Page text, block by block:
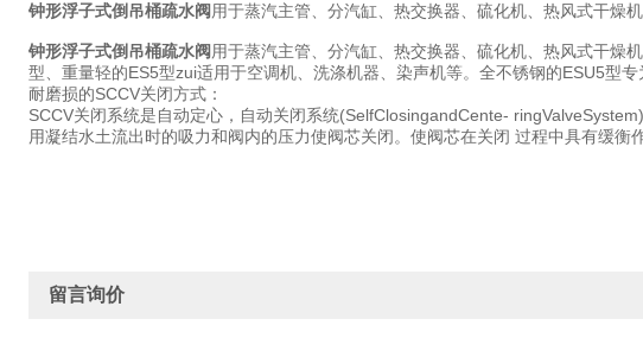
钟形浮子式倒吊桶疏水阀 用于蒸汽主管、分汽缸、热交换器、硫化机、热风式干燥
钟形浮子式倒吊桶疏水阀 用于蒸汽主管、分汽缸、热交换器、硫化机、热风式干燥
型、重量轻的ES5型zui适用于空调机、洗涤机器、染声机等。全不锈钢的ESU5型专
耐磨损的SCCV关闭方式：
SCCV关闭系统是自动定心，自动关闭系统(SelfClosingandCente-
用凝结水土流出时的吸力和阀内的压力使阀芯关闭。使阀芯在关闭 过程中具有缓衡
留言询价